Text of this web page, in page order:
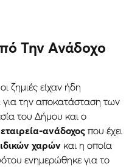
Την Ανάδοχο
ζημιές είχαν ήδη
για την αποκατάσταση των
του Δήμου και ο
εταιρεία-ανάδοχος που έχει
χαρών και η οποία
ενημερώθηκε για το